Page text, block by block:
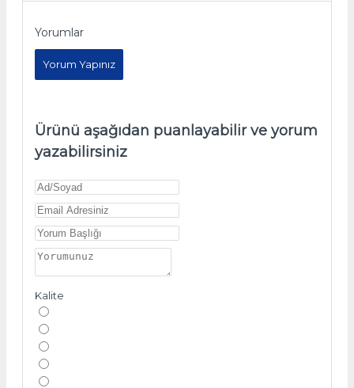
Yorumlar
Yorum Yapınız
Ürünü aşağıdan puanlayabilir ve yorum
yazabilirsiniz
Kalite